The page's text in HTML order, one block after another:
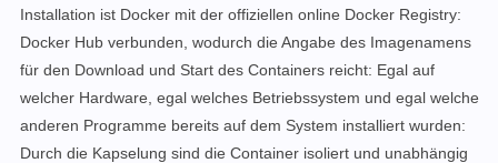
Installation ist Docker mit der offiziellen online Docker Registry:
Docker Hub verbunden, wodurch die Angabe des Imagenamens
für den Download und Start des Containers reicht: Egal auf
welcher Hardware, egal welches Betriebssystem und egal welche
anderen Programme bereits auf dem System installiert wurden:
Durch die Kapselung sind die Container isoliert und unabhängig